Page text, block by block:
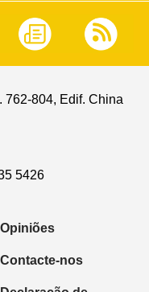
762-804, Edif. China
5426
Opiniões
Contacte-nos